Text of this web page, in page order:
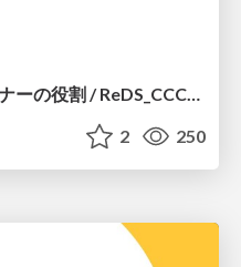
チーム開発におけるデザイナーの役割 / ReDS_CCC_LT
2 250